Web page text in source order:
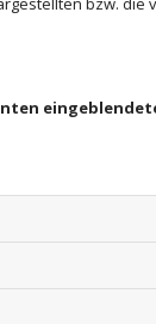
Eichenhof
den
rundum
🎶